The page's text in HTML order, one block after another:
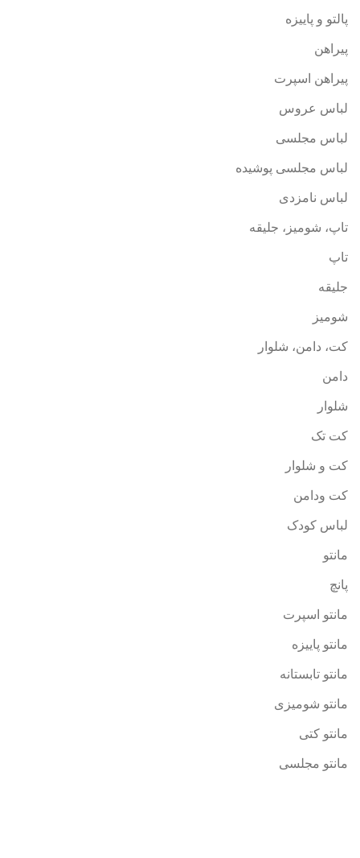
پالتو و پاییزه
پیراهن
پیراهن اسپرت
لباس عروس
لباس مجلسی
لباس مجلسی پوشیده
لباس نامزدی
تاپ، شومیز، جلیقه
تاپ
جلیقه
شومیز
کت، دامن، شلوار
دامن
شلوار
کت تک
کت و شلوار
کت ودامن
لباس کودک
مانتو
پانچ
مانتو اسپرت
مانتو پاییزه
مانتو تابستانه
مانتو شومیزی
مانتو کتی
مانتو مجلسی